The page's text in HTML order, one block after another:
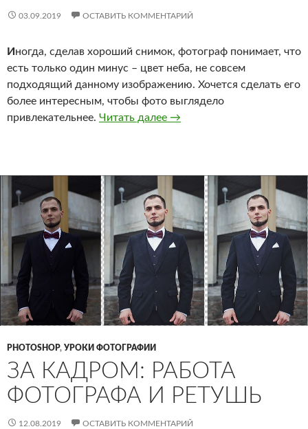
03.09.2019 ОСТАВИТЬ КОММЕНТАРИЙ
Иногда, сделав хороший снимок, фотограф понимает, что
есть только один минус – цвет неба, не совсем
подходящий данному изображению. Хочется сделать его
более интересным, чтобы фото выглядело
привлекательнее. Читать далее 4 способа заменить небо
→
PHOTOSHOP, УРОКИ ФОТОГРАФИИ
ЗА КАДРОМ: РАБОТА
ФОТОГРАФА И РЕТУШЬ
12.08.2019 ОСТАВИТЬ КОММЕНТАРИЙ